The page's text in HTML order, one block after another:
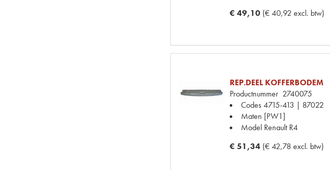
€ 49,10 (€ 40,92 excl. btw)
REP.DEEL KOFFERBODEM
Productnummer 2740075
Codes4715-413 | 87022
Maten [PW1]
Model Renault R4
€ 51,34 (€ 42,78 excl. btw)